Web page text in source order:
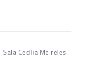
Sala Cecília Meireles